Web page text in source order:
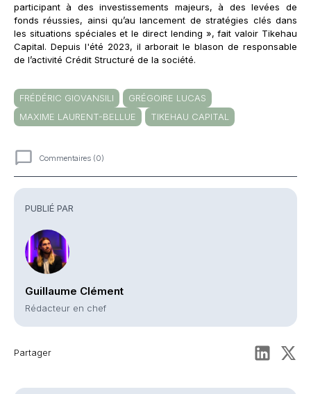
PUBLIÉ PAR
Guillaume Clément
Rédacteur en chef
Partager
participant à des investissements majeurs, à des levées de
fonds réussies, ainsi qu’au lancement de stratégies clés dans
les situations spéciales et le direct lending », fait valoir Tikehau
Capital. Depuis l'été 2023, il arborait le blason de responsable
de l’activité Crédit Structuré de la société.
FRÉDÉRIC GIOVANSILI
GRÉGOIRE LUCAS
MAXIME LAURENT-BELLUE
TIKEHAU CAPITAL
Commentaires (0)